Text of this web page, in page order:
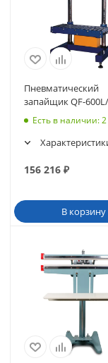
Пневматический
запайщик QF-
Есть в наличии: 2
156 216 ₽
В корзину